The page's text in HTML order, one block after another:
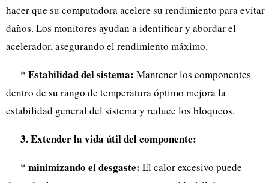
hacer que su computadora acelere su rendimiento para evitar
daños. Los monitores ayudan a identificar y abordar el
acelerador, asegurando el rendimiento máximo.
* Estabilidad del sistema: Mantener los componentes
dentro de su rango de temperatura óptimo mejora la
estabilidad general del sistema y reduce los bloqueos.
3. Extender la vida útil del componente:
* minimizando el desgaste: El calor excesivo puede